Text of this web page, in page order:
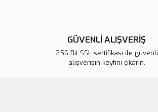
GÜVENLİ ALIŞVERİŞ
256 Bit SSL sertifikası ile güvenli
alışverişin keyfini çıkarın.